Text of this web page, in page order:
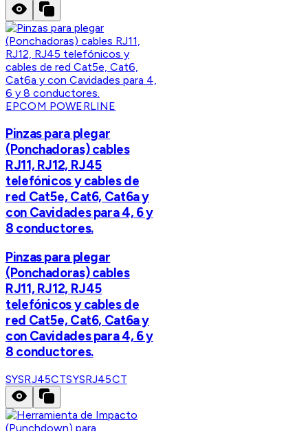
EPCOM POWERLINE
Pinzas para plegar
(Ponchadoras) cables
RJ11, RJ12, RJ45
telefónicos y cables de
red Cat5e, Cat6, Cat6a y
con Cavidades para 4, 6 y
8 conductores.
Pinzas para plegar
(Ponchadoras) cables
RJ11, RJ12, RJ45
telefónicos y cables de
red Cat5e, Cat6, Cat6a y
con Cavidades para 4, 6 y
8 conductores.
SYSRJ45CTSYSRJ45CT